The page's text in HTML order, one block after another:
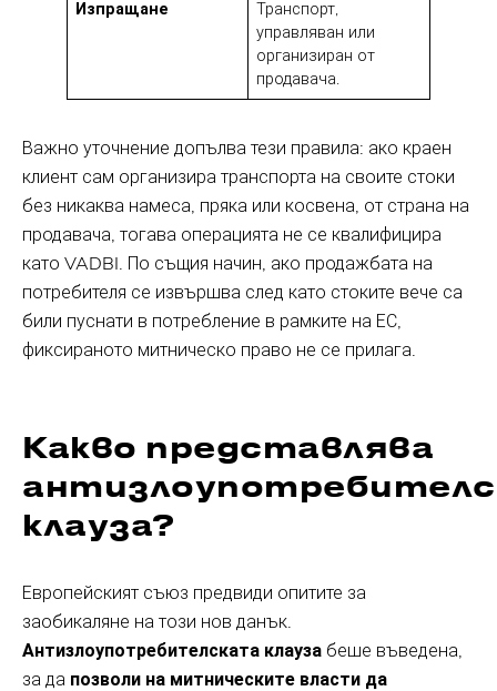
Изпращане
Транспорт,
управляван или
организиран от
продавача.
Важно уточнение допълва тези правила: ако краен
клиент сам организира транспорта на своите стоки
без никаква намеса, пряка или косвена, от страна на
продавача, тогава операцията не се квалифицира
като VADBI. По същия начин, ако продажбата на
потребителя се извършва след като стоките вече са
били пуснати в потребление в рамките на ЕС,
фиксираното митническо право не се прилага.
Какво представлява
клауза?
Европейският съюз предвиди опитите за
заобикаляне на този нов данък.
Антизлоупотребителската клауза беше въведена,
за да позволи на митническите власти да